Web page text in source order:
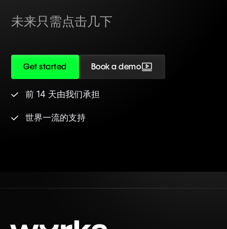
未来只需点击几下
Get started Book a demo
前 14 天由我们承担
世界一流的支持